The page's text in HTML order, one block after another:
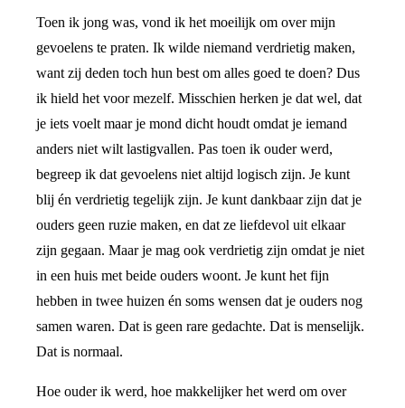
Toen ik jong was, vond ik het moeilijk om over mijn
gevoelens te praten. Ik wilde niemand verdrietig maken,
want zij deden toch hun best om alles goed te doen? Dus
ik hield het voor mezelf. Misschien herken je dat wel, dat
je iets voelt maar je mond dicht houdt omdat je iemand
anders niet wilt lastigvallen. Pas toen ik ouder werd,
begreep ik dat gevoelens niet altijd logisch zijn. Je kunt
blij én verdrietig tegelijk zijn. Je kunt dankbaar zijn dat je
ouders geen ruzie maken, en dat ze liefdevol uit elkaar
zijn gegaan. Maar je mag ook verdrietig zijn omdat je niet
in een huis met beide ouders woont. Je kunt het fijn
hebben in twee huizen én soms wensen dat je ouders nog
samen waren. Dat is geen rare gedachte. Dat is menselijk.
Dat is normaal.
Hoe ouder ik werd, hoe makkelijker het werd om over